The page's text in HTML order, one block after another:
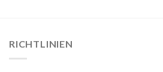
RICHTLINIEN